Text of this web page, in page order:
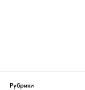
Рубрики